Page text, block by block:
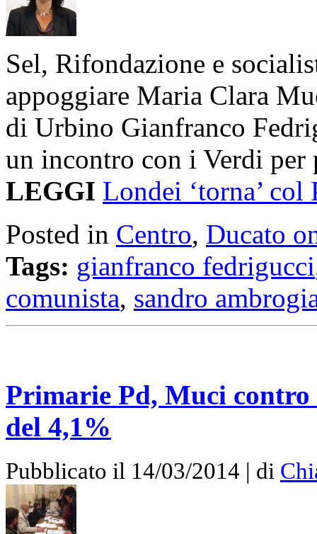
Sel, Rifondazione e
appoggiare Maria Clara
di Urbino Gianfranco
un incontro con i Verdi per
LEGGI Londei ‘torna’ col
Posted in Centro, Ducato
Tags: gianfranco fedrigucci
comunista, sandro
Primarie Pd, Muci
del 4,1%
Pubblicato il 14/03/2014 | di